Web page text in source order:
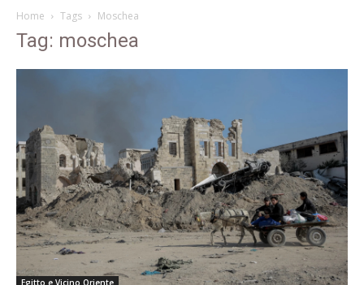
Home Tags Moschea
Tag: moschea
Egitto e Vicino Oriente